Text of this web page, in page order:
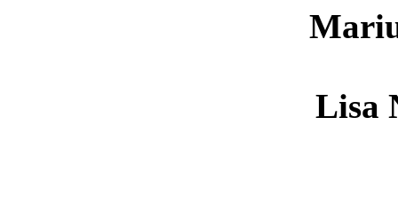
Lisa